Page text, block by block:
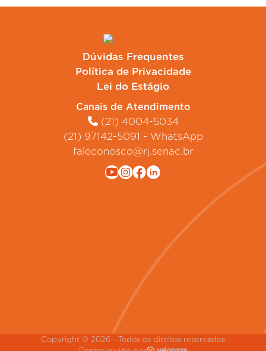
Dúvidas Frequentes
Política de Privacidade
Lei do Estágio
Canais de Atendimento
(21) 4004-5034
(21) 97142-5091 - WhatsApp
faleconosco@rj.senac.br
Copyright © 2026 - Todos os direitos reservados